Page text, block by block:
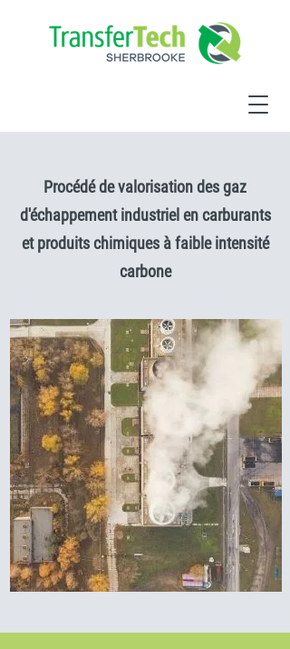
Procédé de valorisation des gaz
d'échappement industriel en carburants
et produits chimiques à faible intensité
carbone